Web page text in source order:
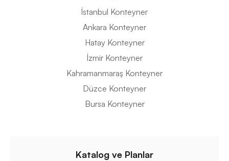
İstanbul Konteyner
Ankara Konteyner
Hatay Konteyner
İzmir Konteyner
Kahramanmaraş Konteyner
Düzce Konteyner
Bursa Konteyner
Katalog ve Planlar